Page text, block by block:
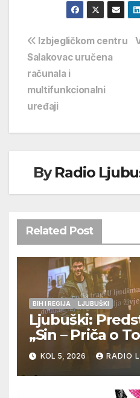
Navigacija
objava
Izbjegličkom centru
Salakovac uručena
računala i
multifunkcionalni
uređaji
ByRadio
Related Post
BIH I REGIJA LJUBUŠKI
Ljubuški:
„Sin – Priča o
Zdenka
KOL 5, 2026 RADIO